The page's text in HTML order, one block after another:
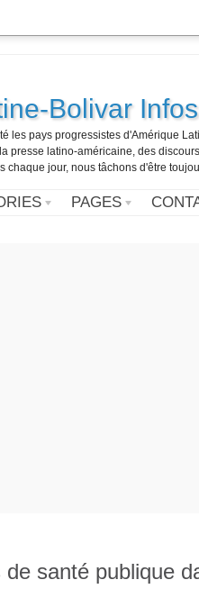
Bolivar Infos
les pays progressistes d'Amérique
presse latino-américaine, des
chaque jour, nous tâchons d'être
PAGES
santé publique